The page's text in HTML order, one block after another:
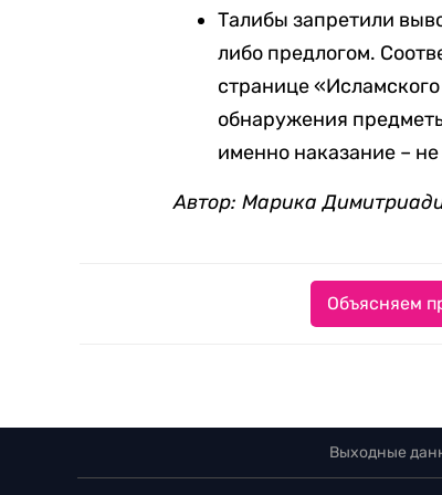
Талибы запретили
либо предлогом.
странице
обнаружения
именно наказание – не
Автор: Марика
Объясняем
Выходные